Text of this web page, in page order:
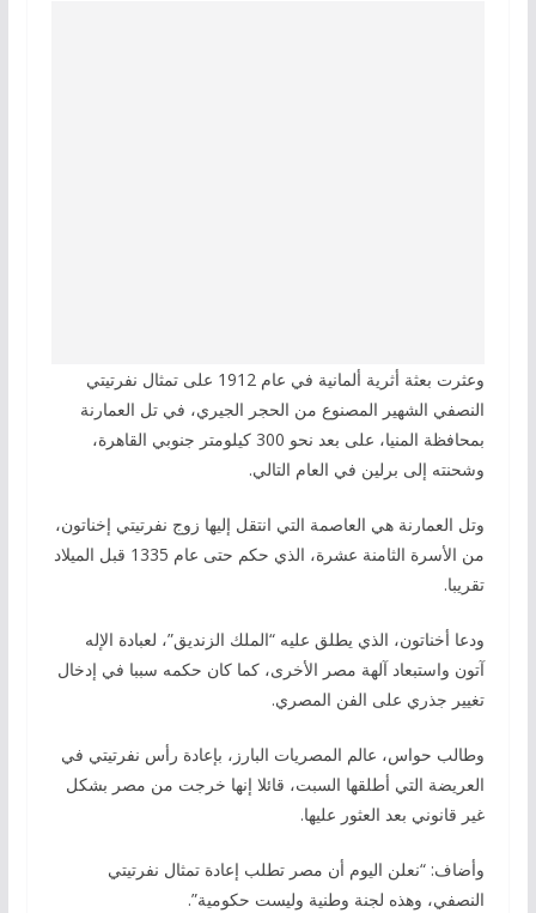
وعثرت بعثة أثرية ألمانية في عام 1912 على تمثال نفرتيتي
النصفي الشهير المصنوع من الحجر الجيري، في تل العمارنة
بمحافظة المنيا، على بعد نحو 300 كيلومتر جنوبي القاهرة،
وشحنته إلى برلين في العام التالي.
وتل العمارنة هي العاصمة التي انتقل إليها زوج نفرتيتي إخناتون،
من الأسرة الثامنة عشرة، الذي حكم حتى عام 1335 قبل الميلاد
تقريبا.
ودعا أخناتون، الذي يطلق عليه “الملك الزنديق”، لعبادة الإله
آتون واستبعاد آلهة مصر الأخرى، كما كان حكمه سببا في إدخال
تغيير جذري على الفن المصري.
وطالب حواس، عالم المصريات البارز، بإعادة رأس نفرتيتي في
العريضة التي أطلقها السبت، قائلا إنها خرجت من مصر بشكل
غير قانوني بعد العثور عليها.
وأضاف: “نعلن اليوم أن مصر تطلب إعادة تمثال نفرتيتي
النصفي، وهذه لجنة وطنية وليست حكومية”.